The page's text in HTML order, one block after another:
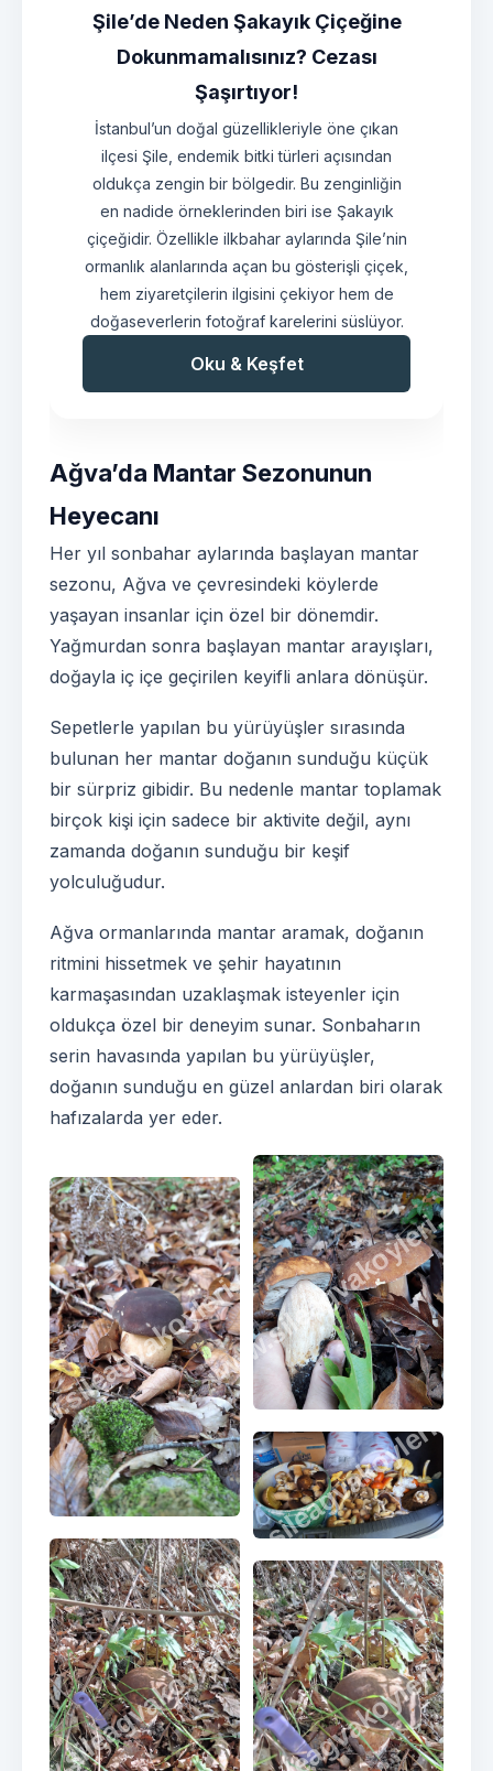
Şile’de Neden Şakayık Çiçeğine
Dokunmamalısınız? Cezası
Şaşırtıyor!
İstanbul’un doğal güzellikleriyle öne çıkan
ilçesi Şile, endemik bitki türleri açısından
oldukça zengin bir bölgedir. Bu zenginliğin
en nadide örneklerinden biri ise Şakayık
çiçeğidir. Özellikle ilkbahar aylarında Şile’nin
ormanlık alanlarında açan bu gösterişli çiçek,
hem ziyaretçilerin ilgisini çekiyor hem de
doğaseverlerin fotoğraf karelerini süslüyor.
Oku & Keşfet
Ağva’da Mantar Sezonunun
Heyecanı
Her yıl sonbahar aylarında başlayan mantar
sezonu, Ağva ve çevresindeki köylerde
yaşayan insanlar için özel bir dönemdir.
Yağmurdan sonra başlayan mantar arayışları,
doğayla iç içe geçirilen keyifli anlara dönüşür.
Sepetlerle yapılan bu yürüyüşler sırasında
bulunan her mantar doğanın sunduğu küçük
bir sürpriz gibidir. Bu nedenle mantar toplamak
birçok kişi için sadece bir aktivite değil, aynı
zamanda doğanın sunduğu bir keşif
yolculuğudur.
Ağva ormanlarında mantar aramak, doğanın
ritmini hissetmek ve şehir hayatının
karmaşasından uzaklaşmak isteyenler için
oldukça özel bir deneyim sunar. Sonbaharın
serin havasında yapılan bu yürüyüşler,
doğanın sunduğu en güzel anlardan biri olarak
hafızalarda yer eder.